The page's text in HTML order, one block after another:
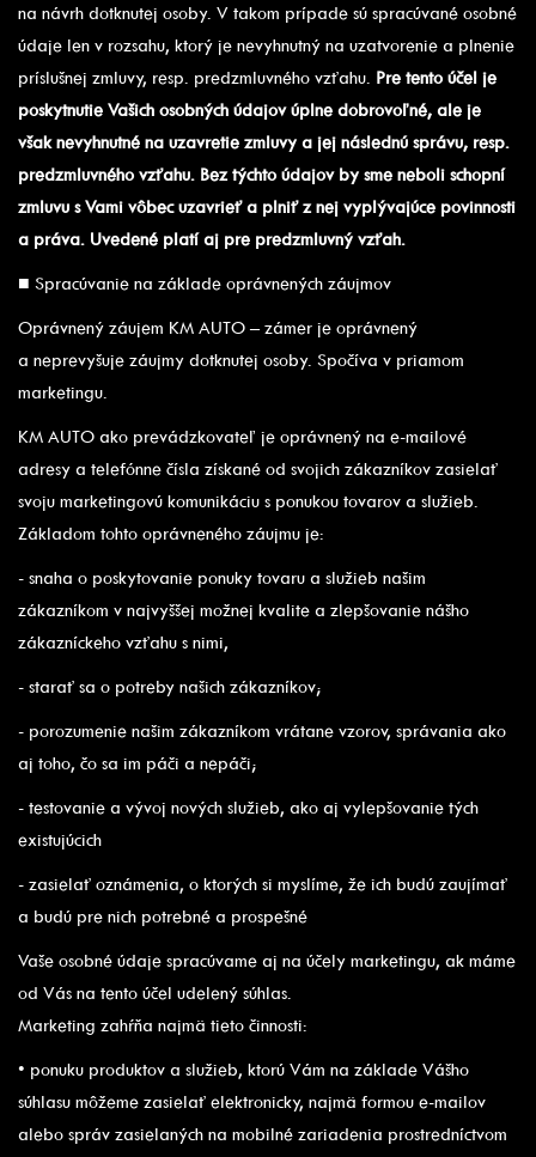
na návrh dotknutej osoby. V takom prípade sú spracúvané osobné
údaje len v rozsahu, ktorý je nevyhnutný na uzatvorenie a plnenie
príslušnej zmluvy, resp. predzmluvného vzťahu. Pre tento účel je
poskytnutie Vašich osobných údajov úplne dobrovoľné, ale je
však nevyhnutné na uzavretie zmluvy a jej následnú správu, resp.
predzmluvného vzťahu. Bez týchto údajov by sme neboli schopní
zmluvu s Vami vôbec uzavrieť a plniť z nej vyplývajúce povinnosti
a práva. Uvedené platí aj pre predzmluvný vzťah.
■ Spracúvanie na základe oprávnených záujmov
Oprávnený záujem KM AUTO – zámer je oprávnený
a neprevyšuje záujmy dotknutej osoby. Spočíva v priamom
marketingu.
KM AUTO ako prevádzkovateľ je oprávnený na e-mailové
adresy a telefónne čísla získané od svojich zákazníkov zasielať
svoju marketingovú komunikáciu s ponukou tovarov a služieb.
Základom tohto oprávneného záujmu je:
- snaha o poskytovanie ponuky tovaru a služieb našim
zákazníkom v najvyššej možnej kvalite a zlepšovanie nášho
zákazníckeho vzťahu s nimi,
- starať sa o potreby našich zákazníkov;
- porozumenie našim zákazníkom vrátane vzorov, správania ako
aj toho, čo sa im páči a nepáči;
- testovanie a vývoj nových služieb, ako aj vylepšovanie tých
existujúcich
- zasielať oznámenia, o ktorých si myslíme, že ich budú zaujímať
a budú pre nich potrebné a prospešné
Vaše osobné údaje spracúvame aj na účely marketingu, ak máme
od Vás na tento účel udelený súhlas.
Marketing zahŕňa najmä tieto činnosti:
• ponuku produktov a služieb, ktorú Vám na základe Vášho
súhlasu môžeme zasielať elektronicky, najmä formou e-mailov
alebo správ zasielaných na mobilné zariadenia prostredníctvom